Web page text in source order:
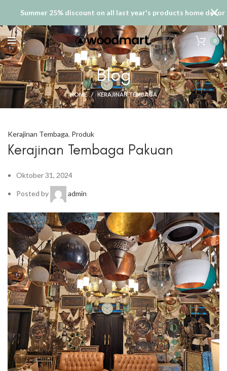
0
Blog
HOME KERAJINAN TEMBAGA
Kerajinan Tembaga, Produk
Kerajinan Tembaga Pakuan
Oktober 31, 2024
Posted by admin
Summer 25% discount on all last year's products home decor